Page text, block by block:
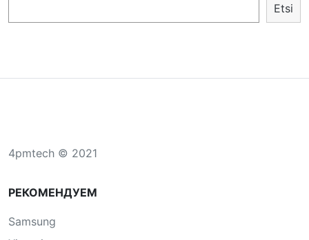
Etsi
4pmtech © 2021
РЕКОМЕНДУЕМ
Samsung